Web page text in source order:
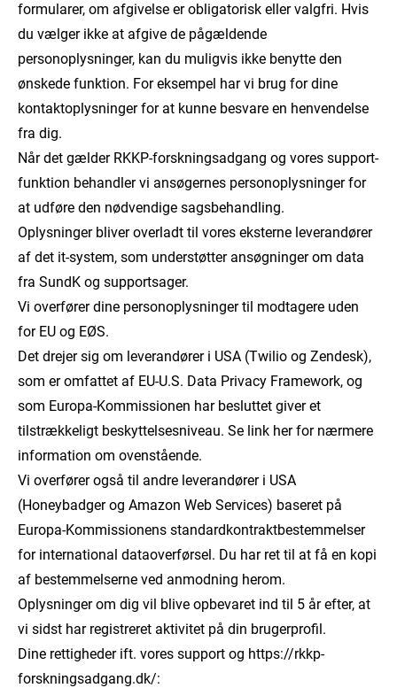
formularer, om afgivelse er obligatorisk eller valgfri. Hvis
du vælger ikke at afgive de pågældende
personoplysninger, kan du muligvis ikke benytte den
ønskede funktion. For eksempel har vi brug for dine
kontaktoplysninger for at kunne besvare en henvendelse
fra dig.
Når det gælder RKKP-forskningsadgang og vores support-
funktion behandler vi ansøgernes personoplysninger for
at udføre den nødvendige sagsbehandling.
Oplysninger bliver overladt til vores eksterne leverandører
af det it-system, som understøtter ansøgninger om data
fra SundK og supportsager.
Vi overfører dine personoplysninger til modtagere uden
for EU og EØS.
Det drejer sig om leverandører i USA (Twilio og Zendesk),
som er omfattet af EU-U.S. Data Privacy Framework, og
som Europa-Kommissionen har besluttet giver et
tilstrækkeligt beskyttelsesniveau. Se link her for nærmere
information om ovenstående.
Vi overfører også til andre leverandører i USA
(Honeybadger og Amazon Web Services) baseret på
Europa-Kommissionens standardkontraktbestemmelser
for international dataoverførsel. Du har ret til at få en kopi
af bestemmelserne ved anmodning herom.
Oplysninger om dig vil blive opbevaret ind til 5 år efter, at
vi sidst har registreret aktivitet på din brugerprofil.
Dine rettigheder ift. vores support og https://rkkp-
forskningsadgang.dk/: